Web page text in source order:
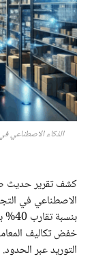
الذكاء الاصطناعي
كشف تقرير حديث
الاصطناعي في
خفض تكاليف
التوريد عبر الحدود.